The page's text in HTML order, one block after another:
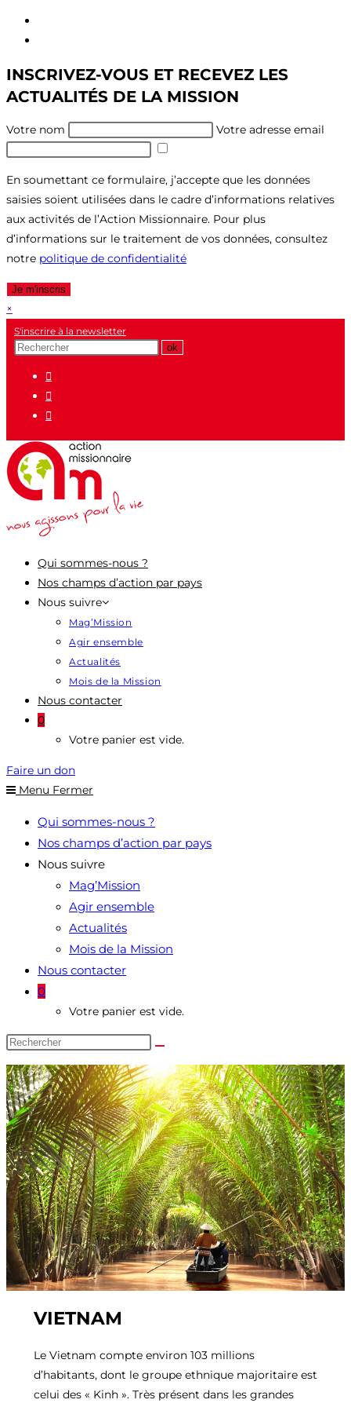
menu
INSCRIVEZ-VOUS ET RECEVEZ LES
ACTUALITÉS DE LA MISSION
Votre nom Votre adresse email
En soumettant ce formulaire, j’accepte que les données
saisies soient utilisées dans le cadre d’informations relatives
aux activités de l’Action Missionnaire. Pour plus
d’informations sur le traitement de vos données, consultez
notre politique de confidentialité
Je m'inscris
×
S'inscrire à la newsletter
Recherche
ok
Qui sommes-nous ?
Nos champs d’action par pays
Nous suivre
Mag’Mission
Agir ensemble
Actualités
Mois de la Mission
Nous contacter
0
Votre panier est vide.
Faire un don
Menu Fermer
Qui sommes-nous ?
Nos champs d’action par pays
Nous suivre
Mag’Mission
Agir ensemble
Actualités
Mois de la Mission
Nous contacter
0
Votre panier est vide.
VIETNAM
Le Vietnam compte environ 103 millions
d’habitants, dont le groupe ethnique majoritaire est
celui des « Kinh ». Très présent dans les grandes